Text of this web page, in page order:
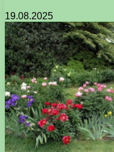
19.08.2025